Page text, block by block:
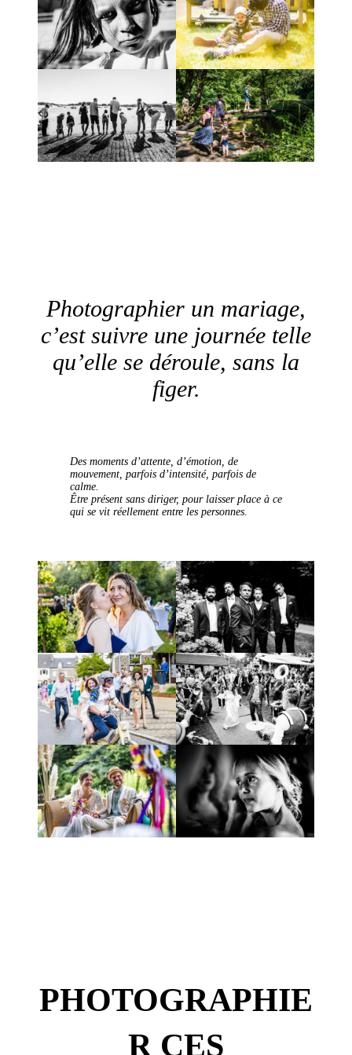
Photographier un mariage,
c’est suivre une journée telle
qu’elle se déroule, sans la
figer.
Des moments d’attente, d’émotion, de
mouvement, parfois d’intensité, parfois de
calme.
Être présent sans diriger, pour laisser place à ce
qui se vit réellement entre les personnes.
PHOTOGRAPHIE
R CES